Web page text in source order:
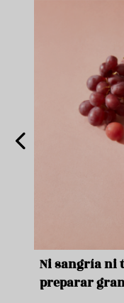
Ni sangría ni
preparar